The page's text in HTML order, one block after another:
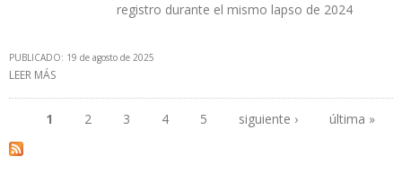
registro durante el mismo lapso de 2024
PUBLICADO: 19 de agosto de 2025
LEER MÁS
Páginas
1 2 3 4 5 siguiente › última »